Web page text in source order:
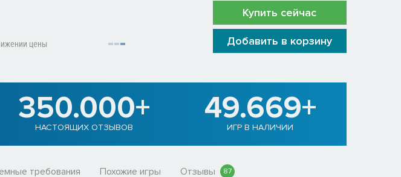
цены
Купить сейчас
Добавить в корзину
350.000+
НАСТОЯЩИХ ОТЗЫВОВ
49.669+
ИГР В НАЛИЧИИ
требования Похожие игры Отзывы 87